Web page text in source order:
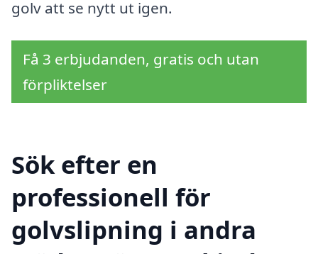
golv att se nytt ut igen.
Få 3 erbjudanden, gratis och utan
förpliktelser
Sök efter en
professionell för
golvslipning i andra